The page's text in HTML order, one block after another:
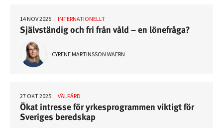
14 NOV 2025 INTERNATIONELLT
Självständig och fri från våld – en lönefråga?
CYRENE MARTINSSON WAERN
27 OKT 2025 VÄLFÄRD
Ökat intresse för yrkesprogrammen viktigt för
Sveriges beredskap